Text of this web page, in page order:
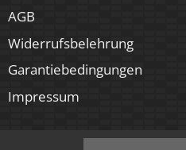
AGB
Widerrufsbelehrung
Garantiebedingungen
Impressum